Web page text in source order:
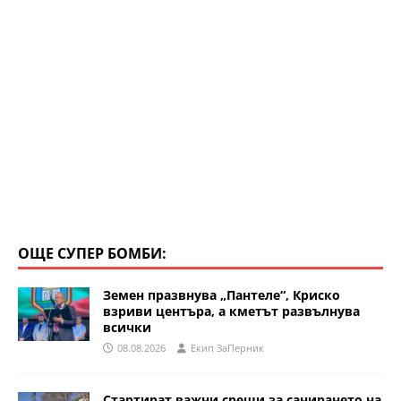
ОЩЕ СУПЕР БОМБИ:
Земен празвнува „Пантеле“, Криско
взриви центъра, а кметът развълнува
всички
08.08.2026 Eкип ЗаПерник